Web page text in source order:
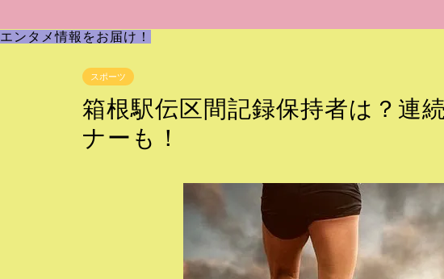
エンタメ情報をお届け！
スポーツ
箱根駅伝区間記録保持者は？連
ナーも！